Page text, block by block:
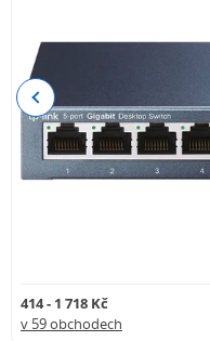
414 - 1 718 Kč
v 59 obchodech
Previous